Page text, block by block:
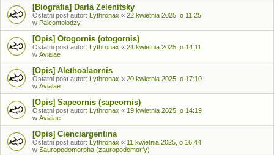
[Biografia] Darla Zelenitsky
Ostatni post autor: Lythronax « 22 kwietnia 2025, o 11:25
w Paleontolodzy
[Opis] Otogornis (otogornis)
Ostatni post autor: Lythronax « 21 kwietnia 2025, o 14:11
w Avialae
[Opis] Alethoalaornis
Ostatni post autor: Lythronax « 20 kwietnia 2025, o 17:10
w Avialae
[Opis] Sapeornis (sapeornis)
Ostatni post autor: Lythronax « 19 kwietnia 2025, o 14:19
w Avialae
[Opis] Cienciargentina
Ostatni post autor: Lythronax « 11 kwietnia 2025, o 16:44
w Sauropodomorpha (zauropodomorfy)